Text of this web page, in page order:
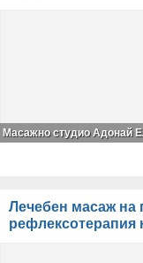
Масажно студио Адонай
Лечебен масаж на
рефлексотерапия